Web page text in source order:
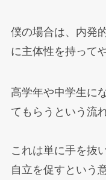
僕の場合は、内発
に主体性を持って
高学年や中学生に
てもらうという流
これは単に手を抜
自立を促すという